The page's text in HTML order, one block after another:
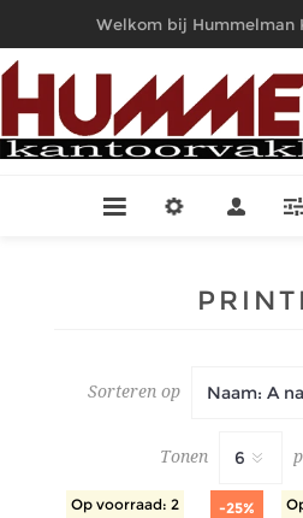
Welkom bij Hummelman
Sorteren op
Tonen
-25%
Op voorraad: 2